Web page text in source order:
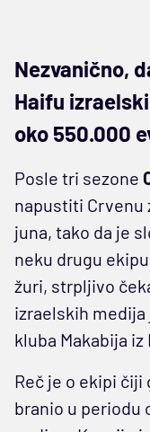
Nezvanično,
Haifu
oko 550.000
Posle tri sezone
napustiti Crvenu
juna, tako da je
neku drugu
žuri, strpljivo
izraelskih
kluba Makabija iz
Reč je o ekipi
branio u periodu